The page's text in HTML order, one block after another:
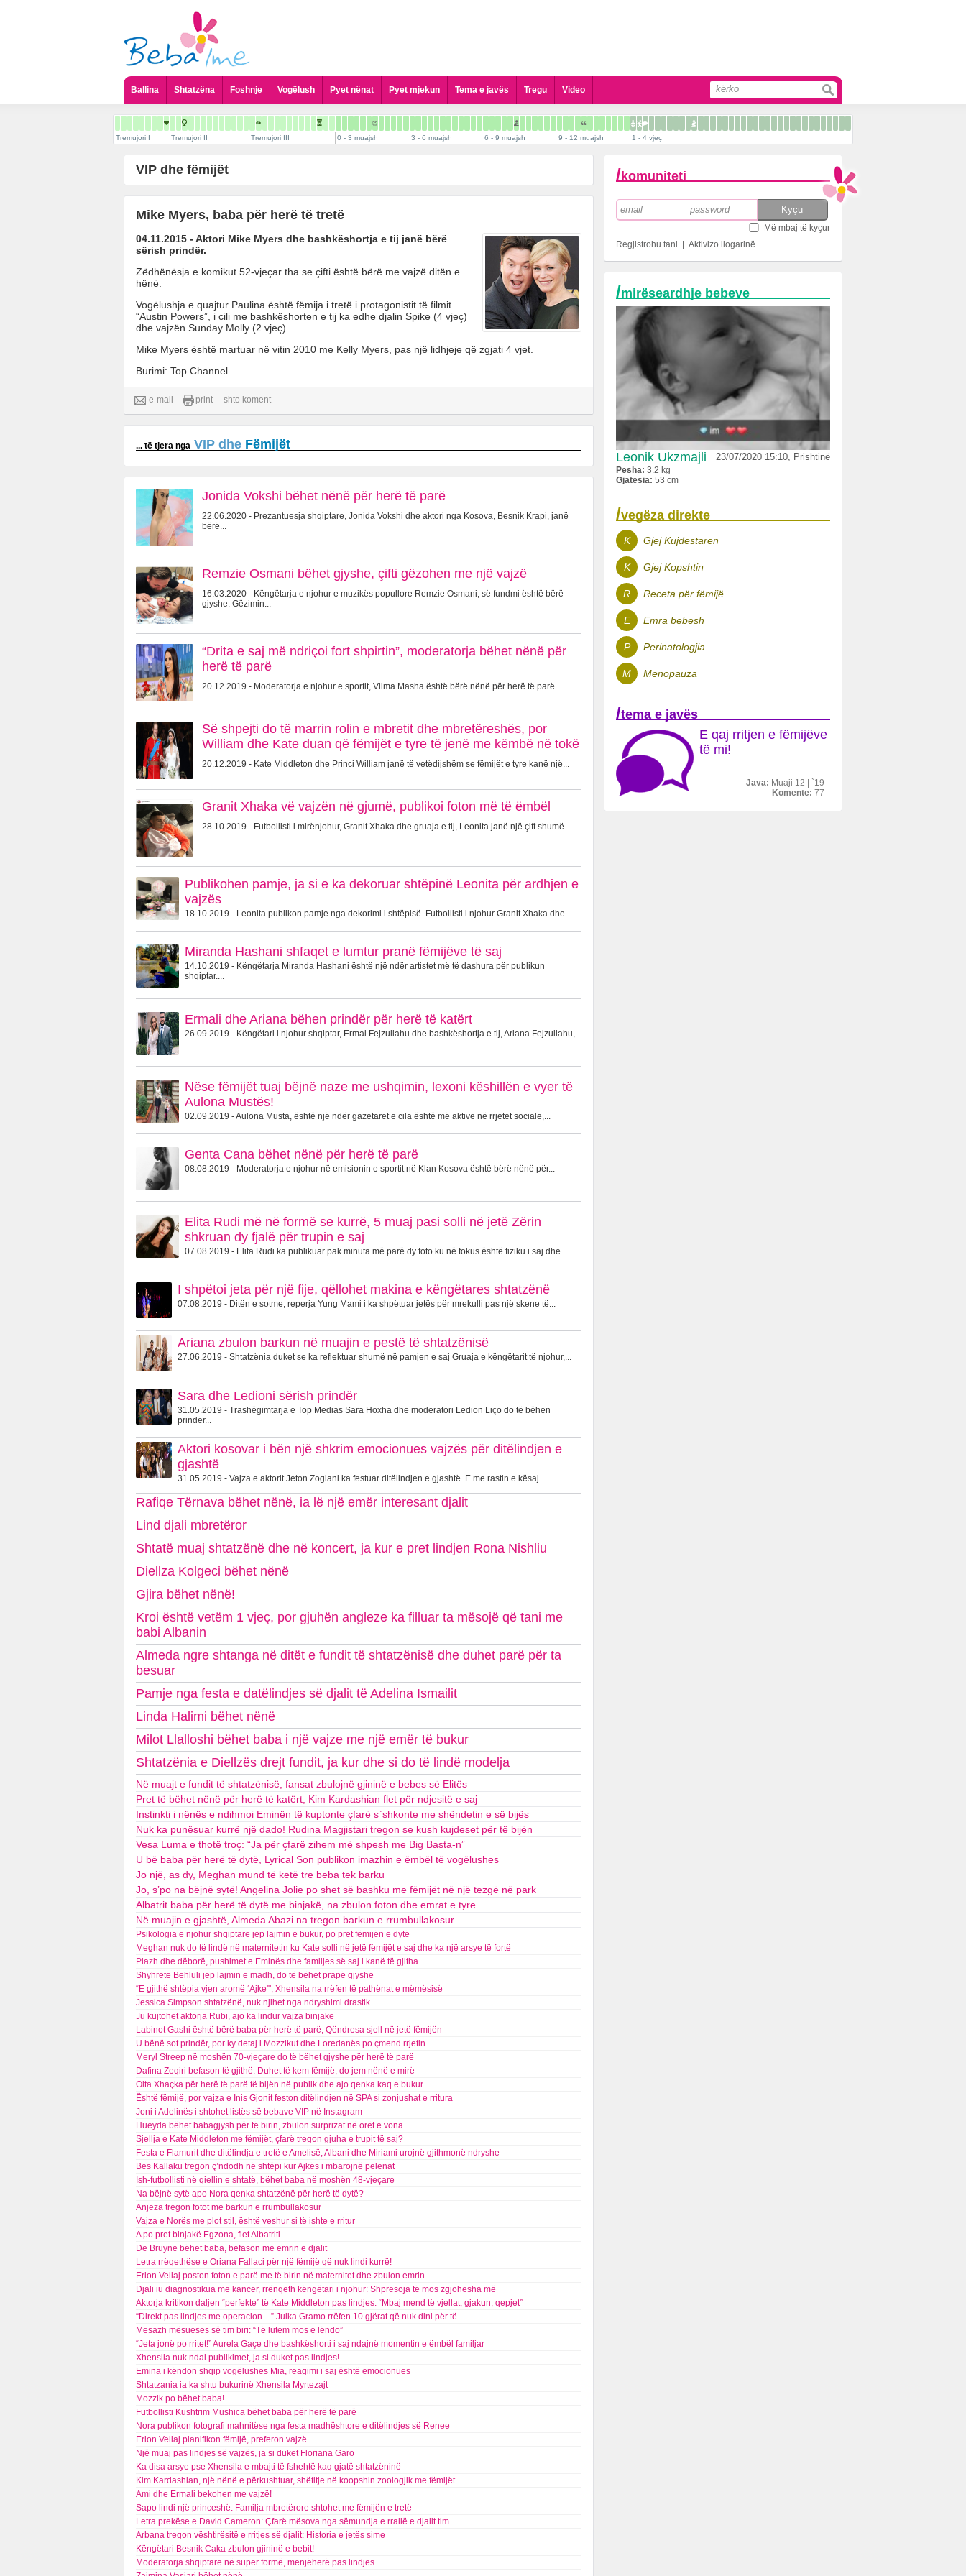
Ballina Shtatzëna Foshnje Vogëlush Pyet nënat Pyet mjekun
Pyet Gjinekologun
Pyet Pediatrin
Pyet Psikologun
Pyet Biokimistin Klinik
Pyet Andrologun
Pyet Logopeden
Tema e javës Tregu Video
Tremujori I Tremujori II Tremujori III 0 - 3 muajsh 3 - 6 muajsh 6 - 9 muajsh 9 - 12 muajsh 1 - 4 vjeç
VIP dhe fëmijët
Mike Myers, baba për herë të tretë
04.11.2015 - Aktori Mike Myers dhe bashkëshortja e tij janë bërë
sërish prindër.
Zëdhënësja e komikut 52-vjeçar tha se çifti është bërë me vajzë ditën e
hënë.
Vogëlushja e quajtur Paulina është fëmija i tretë i protagonistit të filmit
“Austin Powers”, i cili me bashkëshorten e tij ka edhe djalin Spike (4 vjeç)
dhe vajzën Sunday Molly (2 vjeç).
Mike Myers është martuar në vitin 2010 me Kelly Myers, pas një lidhjeje që zgjati 4 vjet.
Burimi: Top Channel
e-mail print shto koment
... të tjera nga VIP dhe Fëmijët
Jonida Vokshi bëhet nënë për herë të parë
22.06.2020 - Prezantuesja shqiptare, Jonida Vokshi dhe aktori nga Kosova, Besnik Krapi, janë
bërë...
Remzie Osmani bëhet gjyshe, çifti gëzohen me një vajzë
16.03.2020 - Këngëtarja e njohur e muzikës popullore Remzie Osmani, së fundmi është bërë
gjyshe. Gëzimin...
“Drita e saj më ndriçoi fort shpirtin”, moderatorja bëhet nënë për
herë të parë
20.12.2019 - Moderatorja e njohur e sportit, Vilma Masha është bërë nënë për herë të parë....
Së shpejti do të marrin rolin e mbretit dhe mbretëreshës, por
William dhe Kate duan që fëmijët e tyre të jenë me këmbë në tokë
20.12.2019 - Kate Middleton dhe Princi William janë të vetëdijshëm se fëmijët e tyre kanë një...
Granit Xhaka vë vajzën në gjumë, publikoi foton më të ëmbël
28.10.2019 - Futbollisti i mirënjohur, Granit Xhaka dhe gruaja e tij, Leonita janë një çift shumë...
Publikohen pamje, ja si e ka dekoruar shtëpinë Leonita për ardhjen e
vajzës
18.10.2019 - Leonita publikon pamje nga dekorimi i shtëpisë. Futbollisti i njohur Granit Xhaka dhe...
Miranda Hashani shfaqet e lumtur pranë fëmijëve të saj
14.10.2019 - Këngëtarja Miranda Hashani është një ndër artistet më të dashura për publikun
shqiptar....
Ermali dhe Ariana bëhen prindër për herë të katërt
26.09.2019 - Këngëtari i njohur shqiptar, Ermal Fejzullahu dhe bashkëshortja e tij, Ariana Fejzullahu,...
Nëse fëmijët tuaj bëjnë naze me ushqimin, lexoni këshillën e vyer të
Aulona Mustës!
02.09.2019 - Aulona Musta, është një ndër gazetaret e cila është më aktive në rrjetet sociale,...
Genta Cana bëhet nënë për herë të parë
08.08.2019 - Moderatorja e njohur në emisionin e sportit në Klan Kosova është bërë nënë për...
Elita Rudi më në formë se kurrë, 5 muaj pasi solli në jetë Zërin
shkruan dy fjalë për trupin e saj
07.08.2019 - Elita Rudi ka publikuar pak minuta më parë dy foto ku në fokus është fiziku i saj dhe...
I shpëtoi jeta për një fije, qëllohet makina e këngëtares shtatzënë
07.08.2019 - Ditën e sotme, reperja Yung Mami i ka shpëtuar jetës për mrekulli pas një skene të...
Ariana zbulon barkun në muajin e pestë të shtatzënisë
27.06.2019 - Shtatzënia duket se ka reflektuar shumë në pamjen e saj Gruaja e këngëtarit të njohur,...
Sara dhe Ledioni sërish prindër
31.05.2019 - Trashëgimtarja e Top Medias Sara Hoxha dhe moderatori Ledion Liço do të bëhen
prindër...
Aktori kosovar i bën një shkrim emocionues vajzës për ditëlindjen e
gjashtë
31.05.2019 - Vajza e aktorit Jeton Zogiani ka festuar ditëlindjen e gjashtë. E me rastin e kësaj...
Rafiqe Tërnava bëhet nënë, ia lë një emër interesant djalit
Lind djali mbretëror
Shtatë muaj shtatzënë dhe në koncert, ja kur e pret lindjen Rona Nishliu
Diellza Kolgeci bëhet nënë
Gjira bëhet nënë!
Kroi është vetëm 1 vjeç, por gjuhën angleze ka filluar ta mësojë që tani me
babi Albanin
Almeda ngre shtanga në ditët e fundit të shtatzënisë dhe duhet parë për ta
besuar
Pamje nga festa e datëlindjes së djalit të Adelina Ismailit
Linda Halimi bëhet nënë
Milot Llalloshi bëhet baba i një vajze me një emër të bukur
Shtatzënia e Diellzës drejt fundit, ja kur dhe si do të lindë modelja
Në muajt e fundit të shtatzënisë, fansat zbulojnë gjininë e bebes së Elitës
Pret të bëhet nënë për herë të katërt, Kim Kardashian flet për ndjesitë e saj
Instinkti i nënës e ndihmoi Eminën të kuptonte çfarë s`shkonte me shëndetin e së bijës
Nuk ka punësuar kurrë një dado! Rudina Magjistari tregon se kush kujdeset për të bijën
Vesa Luma e thotë troç: “Ja për çfarë zihem më shpesh me Big Basta-n”
U bë baba për herë të dytë, Lyrical Son publikon imazhin e ëmbël të vogëlushes
Jo një, as dy, Meghan mund të ketë tre beba tek barku
Jo, s’po na bëjnë sytë! Angelina Jolie po shet së bashku me fëmijët në një tezgë në park
Albatrit baba për herë të dytë me binjakë, na zbulon foton dhe emrat e tyre
Në muajin e gjashtë, Almeda Abazi na tregon barkun e rrumbullakosur
Psikologia e njohur shqiptare jep lajmin e bukur, po pret fëmijën e dytë
Meghan nuk do të lindë në maternitetin ku Kate solli në jetë fëmijët e saj dhe ka një arsye të fortë
Plazh dhe dëborë, pushimet e Eminës dhe familjes së saj i kanë të gjitha
Shyhrete Behluli jep lajmin e madh, do të bëhet prapë gjyshe
“E gjithë shtëpia vjen aromë ‘Ajke'", Xhensila na rrëfen të pathënat e mëmësisë
Jessica Simpson shtatzënë, nuk njihet nga ndryshimi drastik
Ju kujtohet aktorja Rubi, ajo ka lindur vajza binjake
Labinot Gashi është bërë baba për herë të parë, Qëndresa sjell në jetë fëmijën
U bënë sot prindër, por ky detaj i Mozzikut dhe Loredanës po çmend rrjetin
Meryl Streep në moshën 70-vjeçare do të bëhet gjyshe për herë të parë
Dafina Zeqiri befason të gjithë: Duhet të kem fëmijë, do jem nënë e mirë
Olta Xhaçka për herë të parë të bijën në publik dhe ajo qenka kaq e bukur
Është fëmijë, por vajza e Inis Gjonit feston ditëlindjen në SPA si zonjushat e rritura
Joni i Adelinës i shtohet listës së bebave VIP në Instagram
Hueyda bëhet babagjysh për të birin, zbulon surprizat në orët e vona
Sjellja e Kate Middleton me fëmijët, çfarë tregon gjuha e trupit të saj?
Festa e Flamurit dhe ditëlindja e tretë e Amelisë, Albani dhe Miriami urojnë gjithmonë ndryshe
Bes Kallaku tregon ç’ndodh në shtëpi kur Ajkës i mbarojnë pelenat
Ish-futbollisti në qiellin e shtatë, bëhet baba në moshën 48-vjeçare
Na bëjnë sytë apo Nora qenka shtatzënë për herë të dytë?
Anjeza tregon fotot me barkun e rrumbullakosur
Vajza e Norës me plot stil, është veshur si të ishte e rritur
A po pret binjakë Egzona, flet Albatriti
De Bruyne bëhet baba, befason me emrin e djalit
Letra rrëqethëse e Oriana Fallaci për një fëmijë që nuk lindi kurrë!
Erion Veliaj poston foton e parë me të birin në maternitet dhe zbulon emrin
Djali iu diagnostikua me kancer, rrënqeth këngëtari i njohur: Shpresoja të mos zgjohesha më
Aktorja kritikon daljen “perfekte” të Kate Middleton pas lindjes: “Mbaj mend të vjellat, gjakun, qepjet”
“Direkt pas lindjes me operacion…” Julka Gramo rrëfen 10 gjërat që nuk dini për të
Mesazh mësueses së tim biri: “Të lutem mos e lëndo”
“Jeta jonë po rritet!” Aurela Gaçe dhe bashkëshorti i saj ndajnë momentin e ëmbël familjar
Xhensila nuk ndal publikimet, ja si duket pas lindjes!
Emina i këndon shqip vogëlushes Mia, reagimi i saj është emocionues
Shtatzania ia ka shtu bukurinë Xhensila Myrtezajt
Mozzik po bëhet baba!
Futbollisti Kushtrim Mushica bëhet baba për herë të parë
Nora publikon fotografi mahnitëse nga festa madhështore e ditëlindjes së Renee
Erion Veliaj planifikon fëmijë, preferon vajzë
Një muaj pas lindjes së vajzës, ja si duket Floriana Garo
Ka disa arsye pse Xhensila e mbajti të fshehtë kaq gjatë shtatzëninë
Kim Kardashian, një nënë e përkushtuar, shëtitje në koopshin zoologjik me fëmijët
Ami dhe Ermali bekohen me vajzë!
Sapo lindi një princeshë. Familja mbretërore shtohet me fëmijën e tretë
Letra prekëse e David Cameron: Çfarë mësova nga sëmundja e rrallë e djalit tim
Arbana tregon vështirësitë e rritjes së djalit: Historia e jetës sime
Këngëtari Besnik Caka zbulon gjininë e bebit!
Moderatorja shqiptare në super formë, menjëherë pas lindjes
/komuniteti
Më mbaj të kyçur
Regjistrohu tani
Aktivizo llogarinë
/mirëseardhje bebeve
Leonik Ukzmajli 23/07/2020 15:10, Prishtinë
Pesha: 3.2 kg
Gjatësia: 53 cm
/vegëza direkte
K Gjej Kujdestaren
K Gjej Kopshtin
R Receta për fëmijë
E Emra bebesh
P Perinatologjia
M Menopauza
/tema e javës
E qaj rritjen e fëmijëve
të mi!
Java: Muaji 12 | `19
Komente: 77